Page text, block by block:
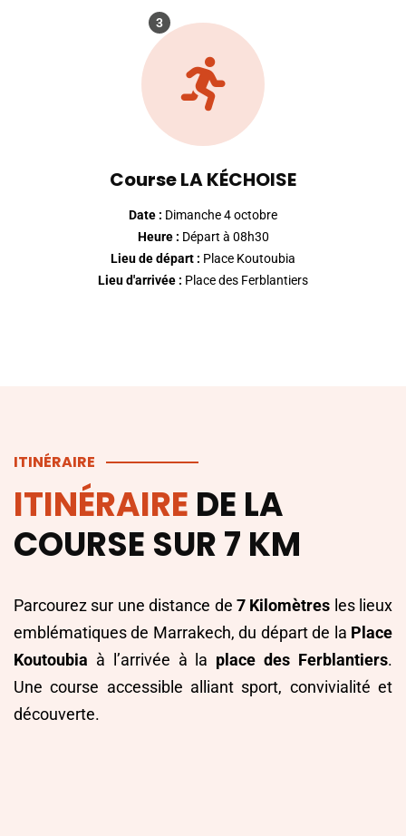
3
Course LA KÉCHOISE
Date : Dimanche 4 octobre
Heure : Départ à 08h30
Lieu de départ : Place Koutoubia
Lieu d'arrivée : Place des Ferblantiers
ITINÉRAIRE
ITINÉRAIRE DE LA
COURSE SUR 7 KM
Parcourez sur une distance de 7 Kilomètres les lieux
emblématiques de Marrakech, du départ de la Place
Koutoubia à l’arrivée à la place des Ferblantiers.
Une course accessible alliant sport, convivialité et
découverte.